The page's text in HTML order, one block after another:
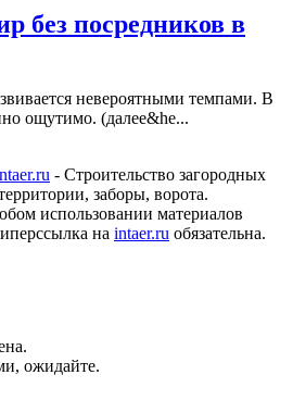
без посредников в
невероятными темпами. В
ощутимо. (далее&he...
- Cтроительство загородных
заборы, ворота.
использовании материалов
на intaer.ru обязательна.
ожидайте.